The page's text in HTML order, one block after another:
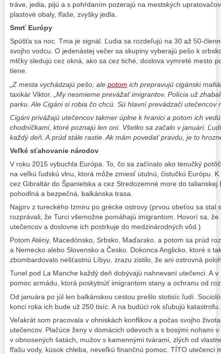
tráve, jedia, pijú a s pohŕdaním pozerajú na mestských
plastové obaly, fľaše, zvyšky jedla.
Smrť Európy
Spúšťa sa noc. Tma je signál. Ľudia sa rozdeľujú na 30 až 50-
svojho vodcu. O jedenástej večer sa skupiny vyberajú pešo k
mlčky sledujú cez okná, ako sa cez tiché, doslova vymreté mesto
tiene.
„Z mesta vychádzajú pešo, ale potom ich prepravujú cigánski
taxikár Viktor.
„My nesmieme prevážať imigrantov. Polícia už
parku. Ale Cigáni si robia čo chcú. Sú hlavní prevádzači utečencov
Cigáni privážajú utečencov takmer úplne k hranici a potom ich
chodníčkami, ktoré poznajú len oni. Všetko sa začalo v januári.
každý deň. A prúd stále rastie. Ak mám povedať pravdu, je to
Veľké sťahovanie národov
V roku 2015 vybuchla Európa. To, čo sa začínalo ako tenučký
na veľkú ľudskú vlnu, ktorá môže zmiesť útulnú, čistučkú Európu.
cez Gibraltár do Španielska a cez Stredozemné more do
pohodlná a bezpečná, balkánska trasa.
Najprv z tureckého Izmiru po grécke ostrovy (prvou obeťou sa stal
rozprávali, že Turci všemožne pomáhajú imigrantom. Hovorí sa,
utečencov a doslovne ich postrkuje do medzinárodných vôd.)
Potom Atény, Macedónsko, Srbsko, Maďarsko, a potom sa prúd
a Nemecko alebo Slovensko a Česko. Dokonca Anglicko, ktoré s
zbombardovalo nešťastnú Líbyu, zrazu zistilo, že ani ostrovná
Tunel pod La Manche každý deň dobývajú nahnevaní utečenci. A
pomoc armádu, ktorá poskytnúť imigrantom stany a ochranu od
Od januára po júl len balkánskou cestou prešlo stotisíc ľudí.
konci roka ich bude už 250 tisíc. A na budúci rok sľubujú katastrofu.
Veľakrát som pracovala v ohniskách konflikov a počas svojho
utečencov. Plačúce ženy v domácich odevoch a s bosými nohami
v obnosených šatách, mužov s kamennými tvárami, zlých od
fľašu vody, kúsok chleba, neveľkú finančnú pomoc. TÍTO utečenci